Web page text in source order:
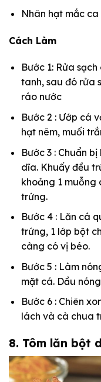
Nhân hạt mắc
Cách Làm
Bước 1: Rửa
tanh, sau đó rửa
ráo nước
Bước 2 : Ướp cá
hạt nêm, muối
Bước 3 : Chuẩn
dĩa. Khuấy đều
khoảng 1 muỗng
trứng.
Bước 4 : Lăn cá
trứng, 1 lớp bột
càng có vị béo.
Bước 5 : Làm
mặt cá. Dầu
Bước 6 : Chiên
lách và cà chua
8. Tôm lăn bột